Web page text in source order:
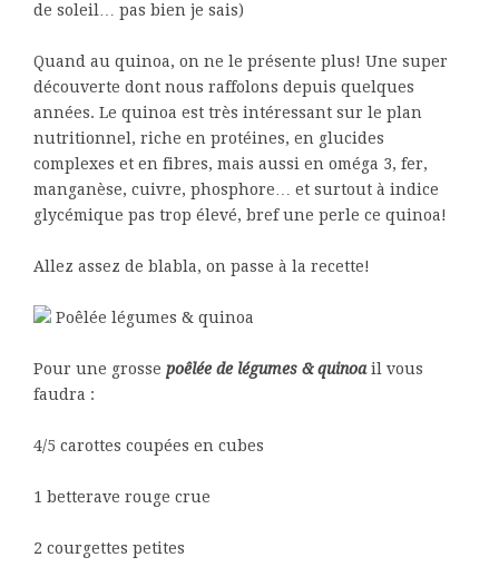
de soleil… pas bien je sais)
Quand au quinoa, on ne le présente plus! Une super
découverte dont nous raffolons depuis quelques
années. Le quinoa est très intéressant sur le plan
nutritionnel, riche en protéines, en glucides
complexes et en fibres, mais aussi en oméga 3, fer,
manganèse, cuivre, phosphore… et surtout à indice
glycémique pas trop élevé, bref une perle ce quinoa!
Allez assez de blabla, on passe à la recette!
Poêlée légumes & quinoa
Pour une grosse poêlée de légumes & quinoail vous
faudra :
4/5 carottes coupées en cubes
1 betterave rouge crue
2 courgettes petites